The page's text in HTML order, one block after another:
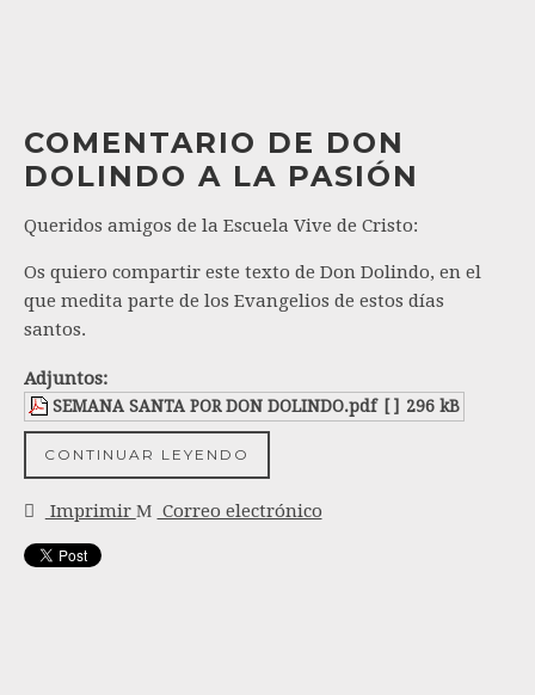
COMENTARIO DE DON
DOLINDO A LA PASIÓN
Queridos amigos de la Escuela Vive de Cristo:
Os quiero compartir este texto de Don Dolindo, en el
que medita parte de los Evangelios de estos días
santos.
Adjuntos:
SEMANA SANTA POR DON DOLINDO.pdf [ ] 296 kB
CONTINUAR LEYENDO
Imprimir Correo electrónico